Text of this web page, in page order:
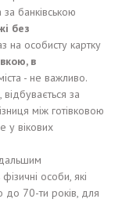
банківською
без
на особисту картку
, в
- не важливо.
за
між готівковою
у вікових
особи, які
до 70-ти років, для